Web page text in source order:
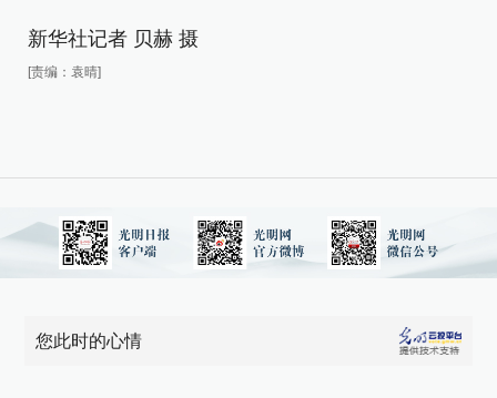
新华社记者 贝赫 摄
[责编：袁晴]
您此时的心情